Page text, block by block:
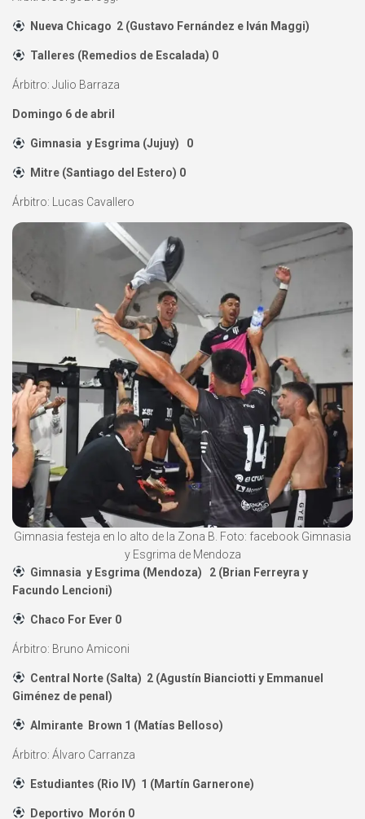
Nueva Chicago 2 (Gustavo Fernández e Iván Maggi)
Talleres (Remedios de Escalada) 0
Árbitro: Julio Barraza
Domingo 6 de abril
Gimnasia y Esgrima (Jujuy) 0
Mitre (Santiago del Estero) 0
Árbitro: Lucas Cavallero
Gimnasia festeja en lo alto de la Zona B. Foto: facebook Gimnasia
y Esgrima de Mendoza
Gimnasia y Esgrima (Mendoza) 2 (Brian Ferreyra y
Facundo Lencioni)
Chaco For Ever 0
Árbitro: Bruno Amiconi
Central Norte (Salta) 2 (Agustín Bianciotti y Emmanuel
Giménez de penal)
Almirante Brown 1 (Matías Belloso)
Árbitro: Álvaro Carranza
Estudiantes (Rio IV) 1 (Martín Garnerone)
Deportivo Morón 0